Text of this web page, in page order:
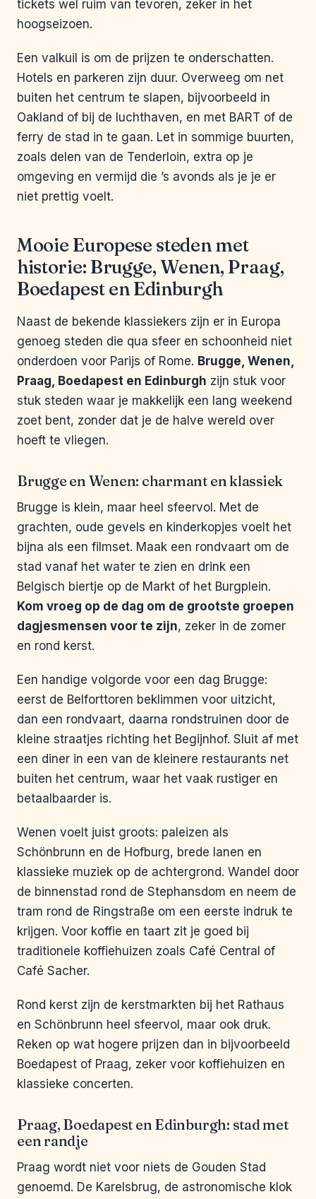
tickets wel ruim van tevoren, zeker in het
hoogseizoen.
Een valkuil is om de prijzen te onderschatten.
Hotels en parkeren zijn duur. Overweeg om net
buiten het centrum te slapen, bijvoorbeeld in
Oakland of bij de luchthaven, en met BART of de
ferry de stad in te gaan. Let in sommige buurten,
zoals delen van de Tenderloin, extra op je
omgeving en vermijd die ’s avonds als je je er
niet prettig voelt.
Mooie Europese steden met
historie: Brugge, Wenen, Praag,
Boedapest en Edinburgh
Naast de bekende klassiekers zijn er in Europa
genoeg steden die qua sfeer en schoonheid niet
onderdoen voor Parijs of Rome. Brugge, Wenen,
Praag, Boedapest en Edinburgh zijn stuk voor
stuk steden waar je makkelijk een lang weekend
zoet bent, zonder dat je de halve wereld over
hoeft te vliegen.
Brugge en Wenen: charmant en klassiek
Brugge is klein, maar heel sfeervol. Met de
grachten, oude gevels en kinderkopjes voelt het
bijna als een filmset. Maak een rondvaart om de
stad vanaf het water te zien en drink een
Belgisch biertje op de Markt of het Burgplein.
Kom vroeg op de dag om de grootste groepen
dagjesmensen voor te zijn, zeker in de zomer
en rond kerst.
Een handige volgorde voor een dag Brugge:
eerst de Belforttoren beklimmen voor uitzicht,
dan een rondvaart, daarna rondstruinen door de
kleine straatjes richting het Begijnhof. Sluit af met
een diner in een van de kleinere restaurants net
buiten het centrum, waar het vaak rustiger en
betaalbaarder is.
Wenen voelt juist groots: paleizen als
Schönbrunn en de Hofburg, brede lanen en
klassieke muziek op de achtergrond. Wandel door
de binnenstad rond de Stephansdom en neem de
tram rond de Ringstraße om een eerste indruk te
krijgen. Voor koffie en taart zit je goed bij
traditionele koffiehuizen zoals Café Central of
Café Sacher.
Rond kerst zijn de kerstmarkten bij het Rathaus
en Schönbrunn heel sfeervol, maar ook druk.
Reken op wat hogere prijzen dan in bijvoorbeeld
Boedapest of Praag, zeker voor koffiehuizen en
klassieke concerten.
Praag, Boedapest en Edinburgh: stad met
een randje
Praag wordt niet voor niets de Gouden Stad
genoemd. De Karelsbrug, de astronomische klok